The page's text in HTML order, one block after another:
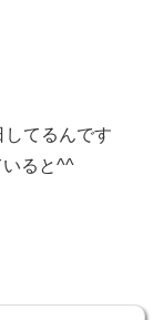
してるんです
ると^^